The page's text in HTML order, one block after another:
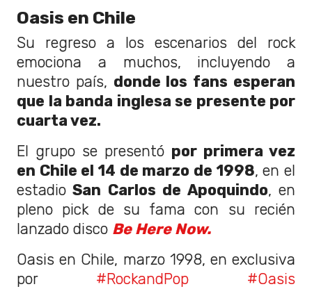
Oasis en Chile
Su regreso a los escenarios del rock
emociona a muchos, incluyendo a
nuestro país, donde los fans esperan
que la banda inglesa se presente por
cuarta vez.
El grupo se presentó por primera vez
en Chile el 14 de marzo de 1998, en el
estadio San Carlos de Apoquindo, en
pleno pick de su fama con su recién
lanzado disco Be Here Now.
Oasis en Chile, marzo 1998, en exclusiva
por #RockandPop
#Oasis